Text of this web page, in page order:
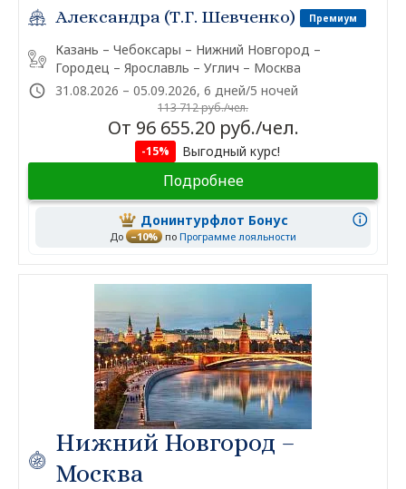
Александра (Т.Г. Шевченко) Премиум
Казань – Чебоксары – Нижний Новгород –
Городец – Ярославль – Углич – Москва
31.08.2026 – 05.09.2026, 6 дней/5 ночей
113 712 руб./чел.
От 96 655.20 руб./чел.
-15% Выгодный курс!
Подробнее
Донинтурфлот Бонус
До –10% по Программе лояльности
Нижний Новгород –
Москва